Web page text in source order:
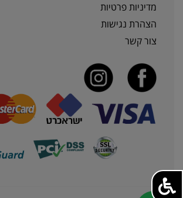
מדיניות פרטיות
הצהרת נגישות
צור קשר